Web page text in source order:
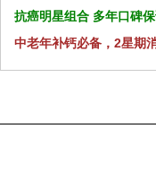
抗癌明星组合 多年口碑
中老年补钙必备，2星期